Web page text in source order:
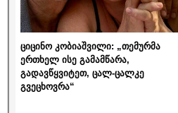
ციცინო კობიაშვილი: „თემურმა
ერთხელ ისე გამამწარა,
გადავწყვიტეთ, ცალ-ცალკე
გვეცხოვრა“